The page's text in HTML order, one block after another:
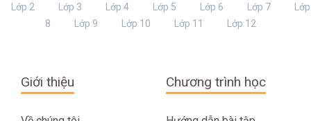
Lớp 2 Lớp 3 Lớp 4 Lớp 5 Lớp 6 Lớp 7
Lớp
8
Lớp 9 Lớp 10 Lớp 11 Lớp 12
Giới thiệu Chương trình học